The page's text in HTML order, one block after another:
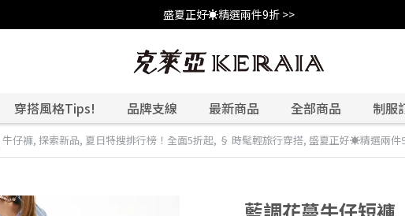
盛夏正好☀️精選兩件9折 >>
穿搭風格Tips! 品牌支線 最新商品 全部商品 制服
牛仔褲, 探索新品, 夏日特搜排行榜！全面5折起, § 時髦輕旅行穿搭, 盛夏正好☀️精選兩件